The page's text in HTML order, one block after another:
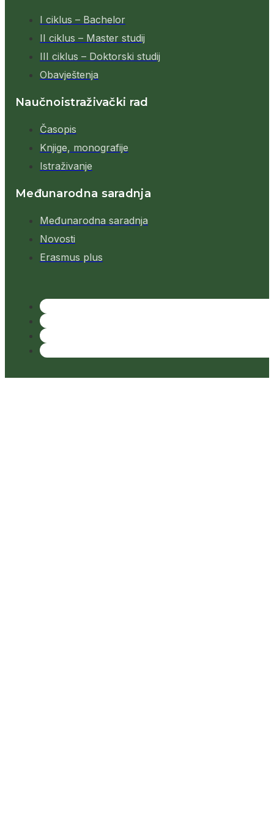
I ciklus – Bachelor
II ciklus – Master studij
III ciklus – Doktorski studij
Obavještenja
Naučnoistraživački rad
Časopis
Knjige, monografije
Istraživanje
Međunarodna saradnja
Međunarodna saradnja
Novosti
Erasmus plus